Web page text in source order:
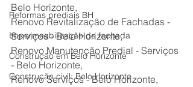
Reformas prediais BH
Impermeabilização de fachada
Construção em Belo Horizonte
Construção civil: Belo Horizonte
Belo Horizonte,
Renovo Revitalização de Fachadas -
Serviços - Belo Horizonte,
Renovo Manutenção Predial - Serviços
- Belo Horizonte,
Renovo Serviços - Belo Horizonte,